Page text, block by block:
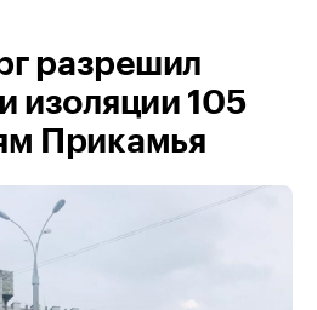
разрешил
изоляции 105
Прикамья